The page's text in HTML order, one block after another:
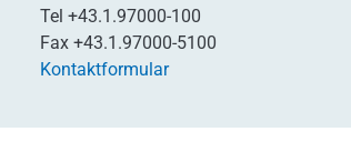
Tel +43.1.97000-100
Fax +43.1.97000-5100
Kontaktformular